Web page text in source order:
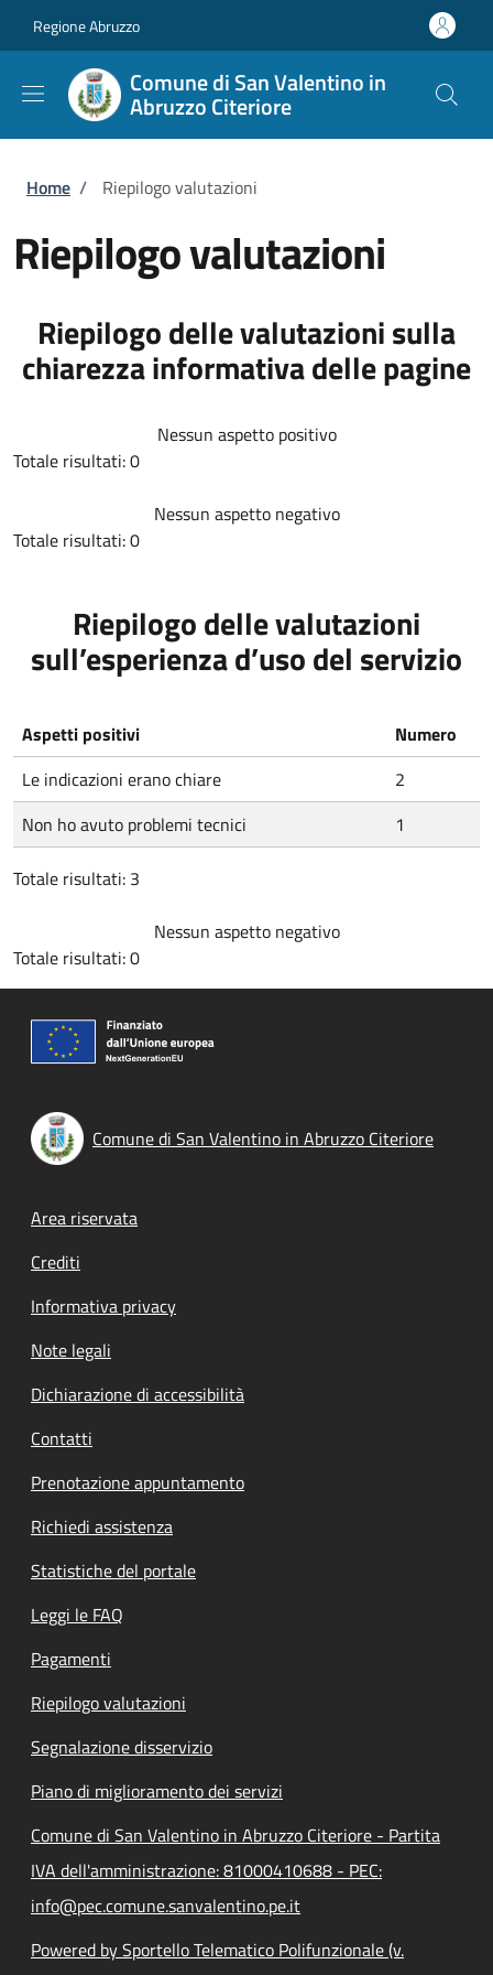
Regione Abruzzo
Comune di San Valentino in
Abruzzo Citeriore
Briciole di pane
Home / Riepilogo valutazioni
Riepilogo valutazioni
Riepilogo delle valutazioni sulla
chiarezza informativa delle pagine
Nessun aspetto positivo
Totale risultati: 0
Nessun aspetto negativo
Totale risultati: 0
Riepilogo delle valutazioni
sull’esperienza d’uso del servizio
Aspetti positivi
Numero
Le indicazioni erano chiare
2
Non ho avuto problemi tecnici
1
Totale risultati: 3
Nessun aspetto negativo
Totale risultati: 0
Comune di San Valentino in Abruzzo Citeriore
Footer menu
Area riservata
Crediti
Informativa privacy
Note legali
Dichiarazione di accessibilità
Contatti
Prenotazione appuntamento
Richiedi assistenza
Statistiche del portale
Leggi le FAQ
Pagamenti
Riepilogo valutazioni
Segnalazione disservizio
Piano di miglioramento dei servizi
Comune di San Valentino in Abruzzo Citeriore - Partita
IVA dell'amministrazione: 81000410688 - PEC:
info@pec.comune.sanvalentino.pe.it
Powered by Sportello Telematico Polifunzionale (v.